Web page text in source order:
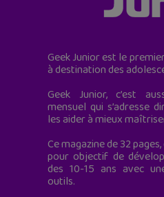
Geek Junior est le
à destination des
Geek Junior, c’est
mensuel qui s’adresse
les aider à mieux
Ce magazine de 32
pour objectif de
des 10-15 ans avec
outils.